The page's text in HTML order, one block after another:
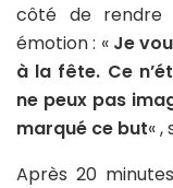
côté de rendre
émotion : « Je
à la fête. Ce
ne peux pas
marqué ce but«
Après 20